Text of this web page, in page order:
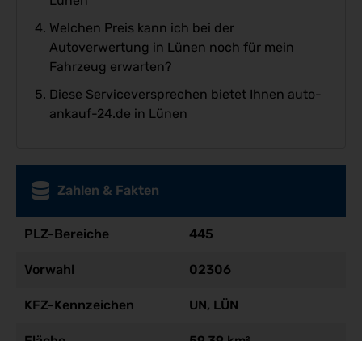
Welchen Preis kann ich bei der
Autoverwertung in Lünen noch für mein
Fahrzeug erwarten?
Diese Serviceversprechen bietet Ihnen auto-
ankauf-24.de in Lünen
Zahlen & Fakten
PLZ-Bereiche 445
Vorwahl 02306
KFZ-Kennzeichen UN, LÜN